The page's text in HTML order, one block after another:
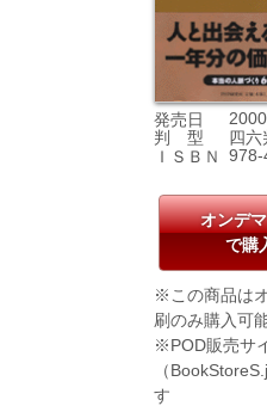
発売日
判 型
四六
ＩＳＢＮ
978-
オンデ
で購
※この商品は
刷のみ購入可
※POD販売サ
（
す